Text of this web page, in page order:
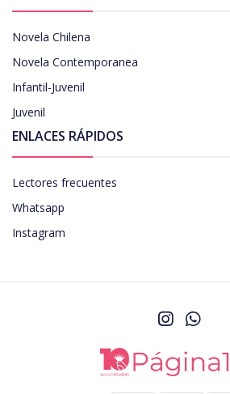
Novela Chilena
Novela Contemporanea
Infantil-Juvenil
Juvenil
ENLACES RÁPIDOS
Lectores frecuentes
Whatsapp
Instagram